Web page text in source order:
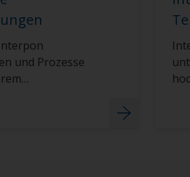
und Prozesse